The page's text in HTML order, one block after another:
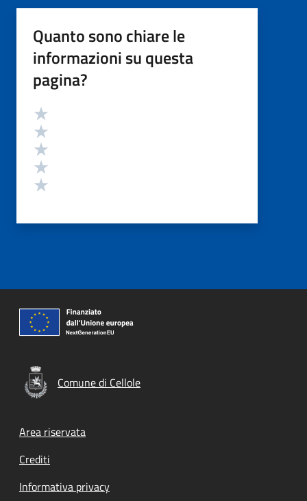
Quanto sono chiare le
informazioni su questa
pagina?
Valutazione
Comune di Cellole
Footer menu
Area riservata
Crediti
Informativa privacy